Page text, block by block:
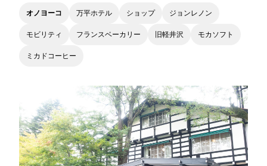
オノヨーコ 万平ホテル ショップ ジョンレノン
モビリティ フランスベーカリー 旧軽井沢 モカソフト
ミカドコーヒー